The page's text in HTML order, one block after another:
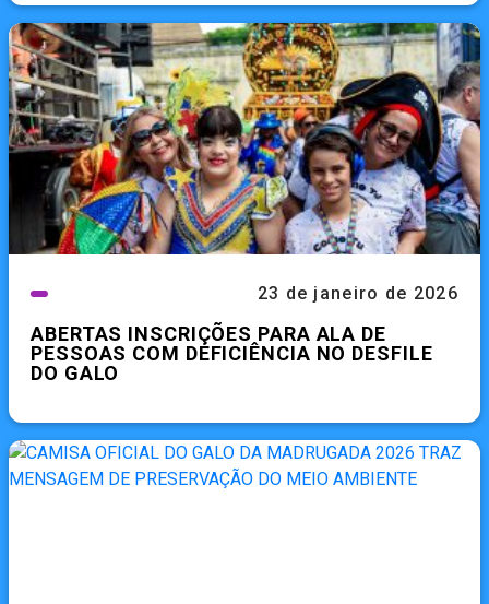
23 de janeiro de 2026
ABERTAS INSCRIÇÕES PARA ALA DE
PESSOAS COM DEFICIÊNCIA NO DESFILE
DO GALO